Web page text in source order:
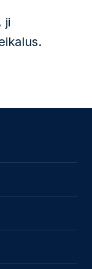
ji